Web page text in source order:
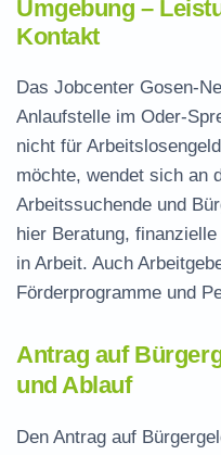
Umgebung –
Kontakt
Das Jobcenter Gosen-
Anlaufstelle im Oder-
nicht für
möchte, wendet sich an
Arbeitssuchende und
hier Beratung,
in Arbeit. Auch
Förderprogramme und
Antrag auf
und Ablauf
Den Antrag auf